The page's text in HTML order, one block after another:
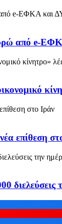
από e-
επίθεση